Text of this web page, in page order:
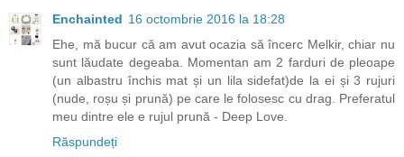
Enchainted 16 octombrie 2016 la 18:28
Ehe, mă bucur că am avut ocazia să încerc Melkir, chiar nu
sunt lăudate degeaba. Momentan am 2 farduri de pleoape
(un albastru închis mat și un lila sidefat)de la ei și 3 rujuri
(nude, roșu și prună) pe care le folosesc cu drag. Preferatul
meu dintre ele e rujul prună - Deep Love.
Răspundeți